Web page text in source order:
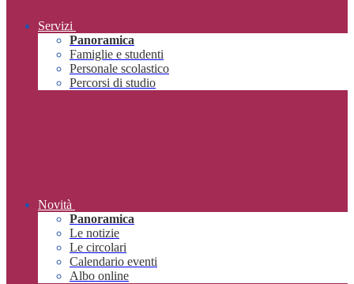
Servizi
Panoramica
Famiglie e studenti
Personale scolastico
Percorsi di studio
Novità
Panoramica
Le notizie
Le circolari
Calendario eventi
Albo online